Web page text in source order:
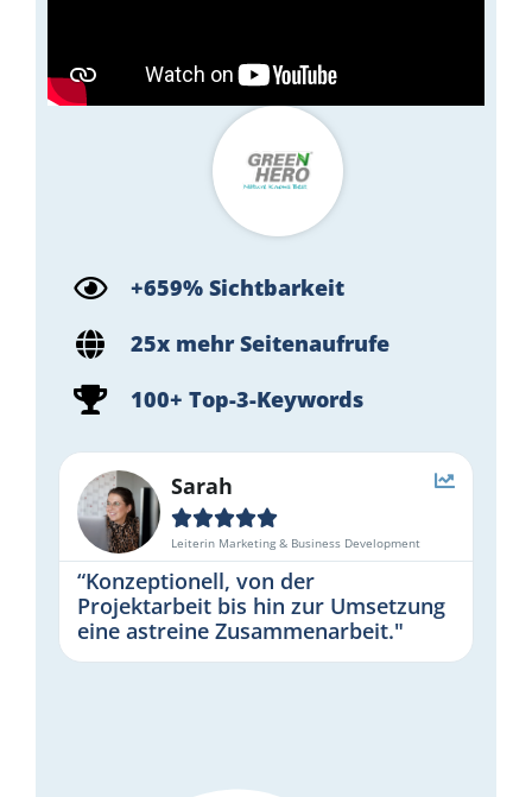
+659% Sichtbarkeit
25x mehr Seitenaufrufe
100+ Top-3-Keywords
Sarah

Leiterin Marketing & Business Development
“Konzeptionell, von der
Projektarbeit bis hin zur Umsetzung
eine astreine Zusammenarbeit."